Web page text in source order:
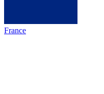
France